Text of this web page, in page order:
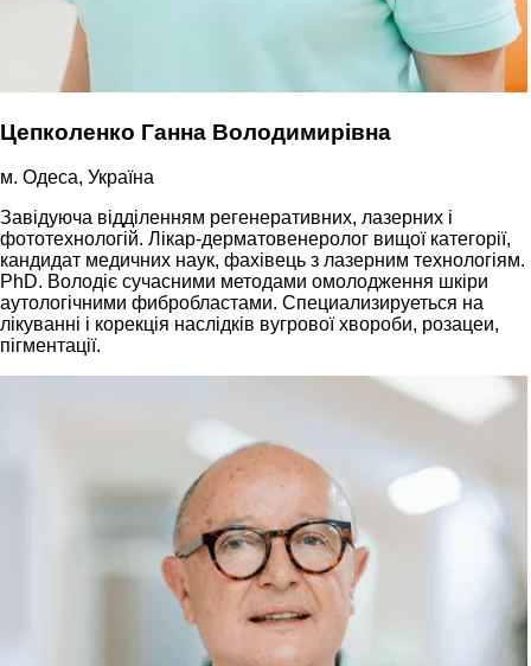
Цепколенко Ганна Володимирівна
м. Одеса, Україна
Завідуюча відділенням регенеративних, лазерних і
фототехнологій. Лікар-дерматовенеролог вищої категорії,
кандидат медичних наук, фахівець з лазерним технологіям.
PhD. Володіє сучасними методами омолодження шкіри
аутологічними фибробластами. Специализируеться на
лікуванні і корекція наслідків вугрової хвороби, розацеи,
пігментації.